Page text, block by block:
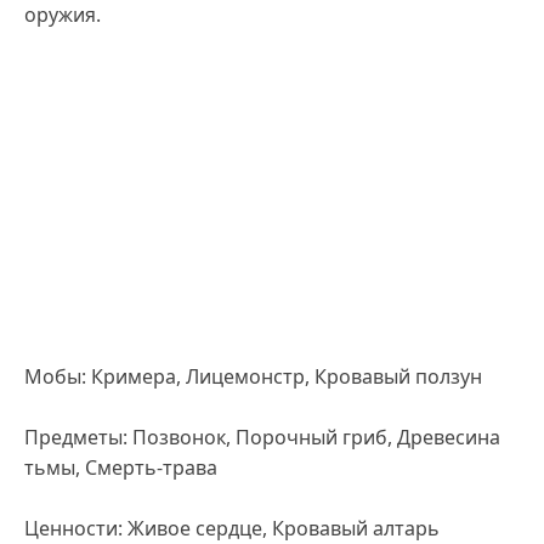
оружия.
Мобы: Кримера, Лицемонстр, Кровавый ползун
Предметы: Позвонок, Порочный гриб, Древесина
тьмы, Смерть-трава
Ценности: Живое сердце, Кровавый алтарь